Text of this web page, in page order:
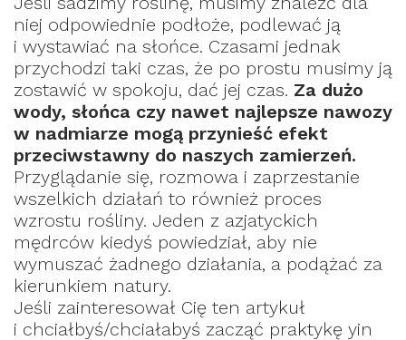
niej odpowiednie podłoże, podlewać ją
i wystawiać na słońce. Czasami jednak
przychodzi taki czas, że po prostu musimy ją
zostawić w spokoju, dać jej czas. Za dużo
wody, słońca czy nawet najlepsze nawozy
w nadmiarze mogą przynieść efekt
przeciwstawny do naszych zamierzeń.
Przyglądanie się, rozmowa i zaprzestanie
wszelkich działań to również proces
wzrostu rośliny. Jeden z azjatyckich
mędrców kiedyś powiedział, aby nie
wymuszać żadnego działania, a podążać za
kierunkiem natury.
Jeśli zainteresował Cię ten artykuł
i chciałbyś/chciałabyś zacząć praktykę yin